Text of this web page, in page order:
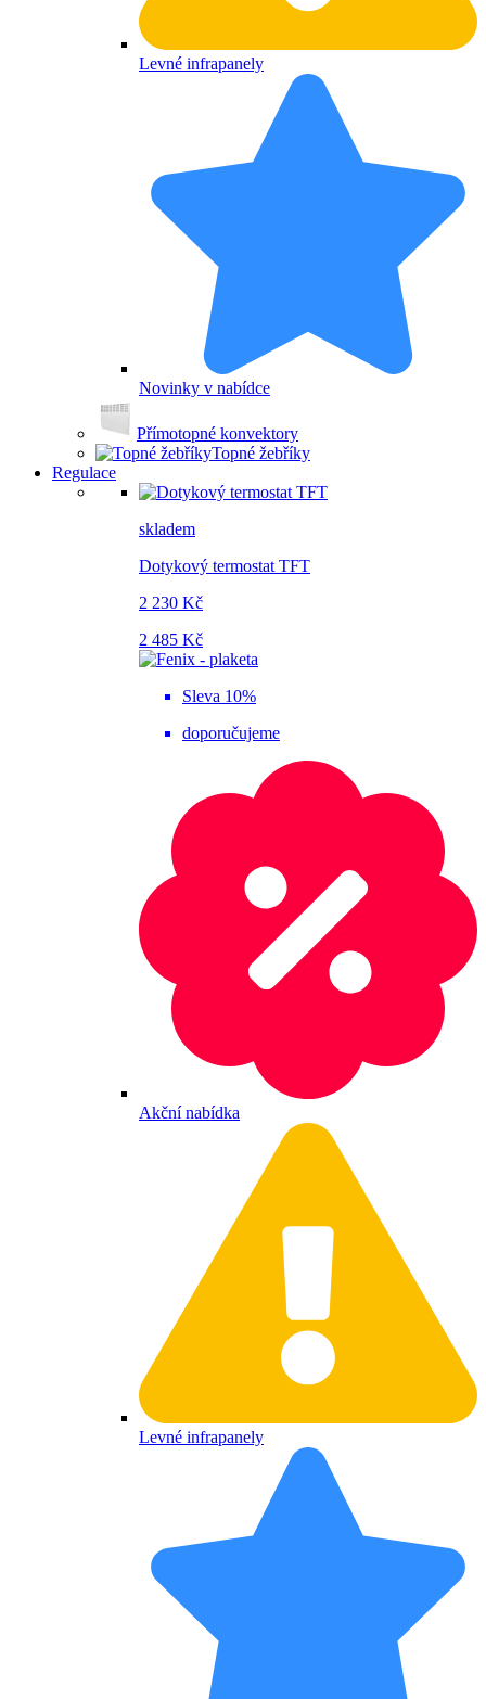
Levné infrapanely
Novinky v nabídce
Přímotopné konvektory
Topné žebříky
Regulace
skladem
Dotykový termostat TFT
2 230 Kč
2 485 Kč
Sleva 10%
doporučujeme
Akční nabídka
Levné infrapanely